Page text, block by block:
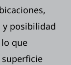
posibilidad
que